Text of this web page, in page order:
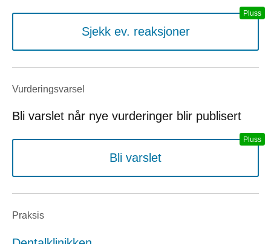
Sjekk ev. reaksjoner
Vurderings­varsel
Bli varslet når nye vurderinger blir publisert
Bli varslet
Praksis